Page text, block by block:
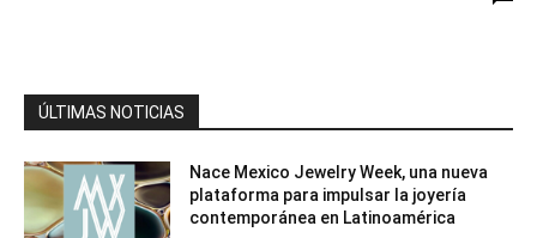
ÚLTIMAS NOTICIAS
Nace Mexico Jewelry Week, una nueva
plataforma para impulsar la joyería
contemporánea en Latinoamérica